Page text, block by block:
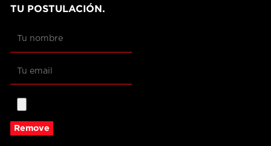
TU POSTULACIÓN.
Remove